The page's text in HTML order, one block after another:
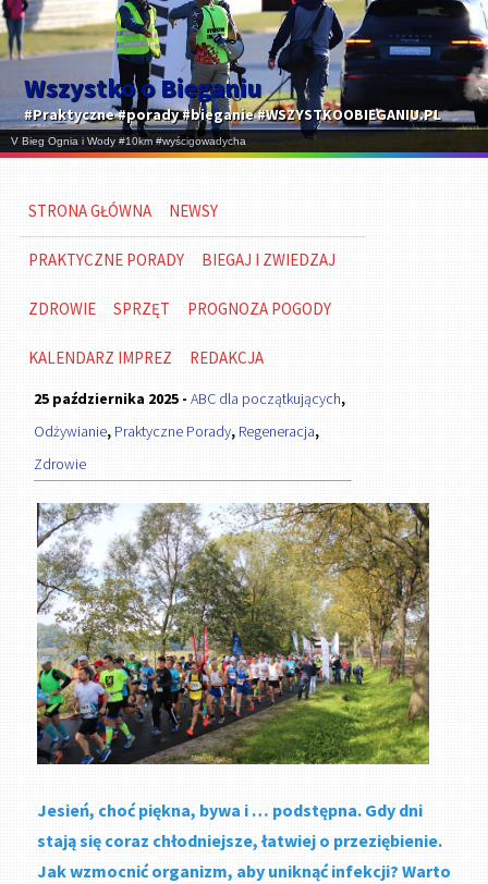
Wszystko o Bieganiu
#Praktyczne #porady #bieganie #WSZYSTKOOBIEGANIU.PL
STRONA GŁÓWNA NEWSY
PRAKTYCZNE PORADY BIEGAJ I ZWIEDZAJ
ZDROWIE SPRZĘT PROGNOZA POGODY
KALENDARZ IMPREZ REDAKCJA
25 października 2025 - ABC dla początkujących,
Odżywianie, Praktyczne Porady, Regeneracja,
Zdrowie
Jesień, choć piękna, bywa i … podstępna. Gdy dni
stają się coraz chłodniejsze, łatwiej o przeziębienie.
Jak wzmocnić organizm, aby uniknąć infekcji? Warto